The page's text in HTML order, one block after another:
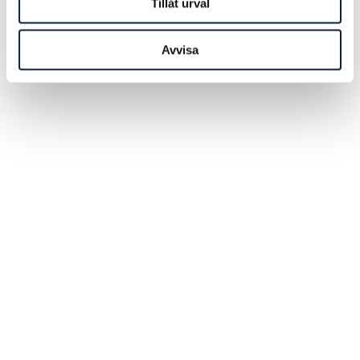
Tillåt urval
Avvisa